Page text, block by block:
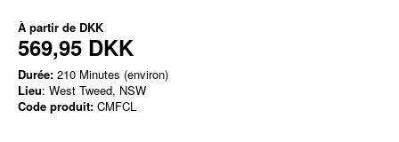
À partir de DKK
569,95 DKK
Durée: 210 Minutes (environ)
Lieu: West Tweed, NSW
Code produit: CMFCL